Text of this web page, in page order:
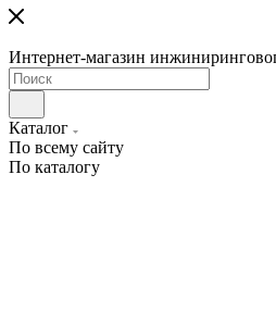
Интернет-магазин
Каталог
По всему сайту
По каталогу